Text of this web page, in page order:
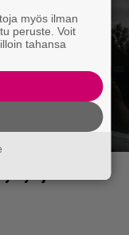
ja näin
myös ilman
peruste. Voit
tahansa